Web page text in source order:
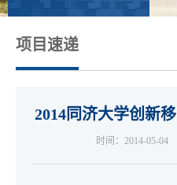
项目速递
2014同济大学创新
时间：2014-05-04